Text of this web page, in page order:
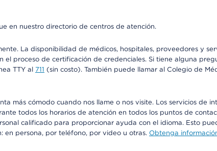
en nuestro directorio de centros de atención.
La disponibilidad de médicos, hospitales, proveedores y
proceso de certificación de credenciales. Si tiene alguna
TTY al 711 (sin costo). También puede llamar al Colegio de
más cómodo cuando nos llame o nos visite. Los servicios de
todos los horarios de atención en todos los puntos de
calificado para proporcionar ayuda con el idioma. Esto
en persona, por teléfono, por video u otras. Obtenga